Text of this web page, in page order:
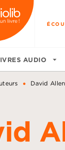
RECHERCHE
AUDIO arrow_drop_down
• David Allen